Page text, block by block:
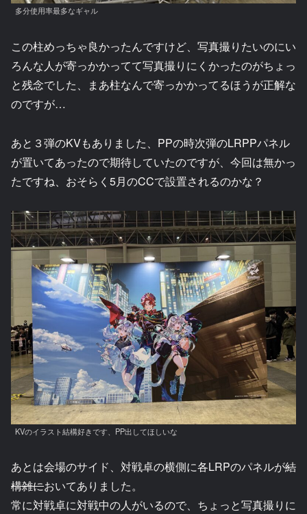
多分使用率最多なギャル
この柱めっちゃ良かったんですけど、写真撮りたいのにい
ろんな人が寄っかかってて写真撮りにくかったのがちょっ
と残念でした、まあ柱なんで寄っかかってるほうが正解な
のですが…
あと３弾のKVもありました、PPの時次弾のLRPPパネル
が置いてあったので期待していたのですが、今回は無かっ
たですね、おそらく5月のCCで設置されるのかな？
KVのイラスト結構好きです、PP出してほしいな
あとは会場のサイド、対戦卓の横側に各LRPのパネルが結
構雑においてありました。
常に対戦卓に対戦中の人がいるので、ちょっと写真撮りに